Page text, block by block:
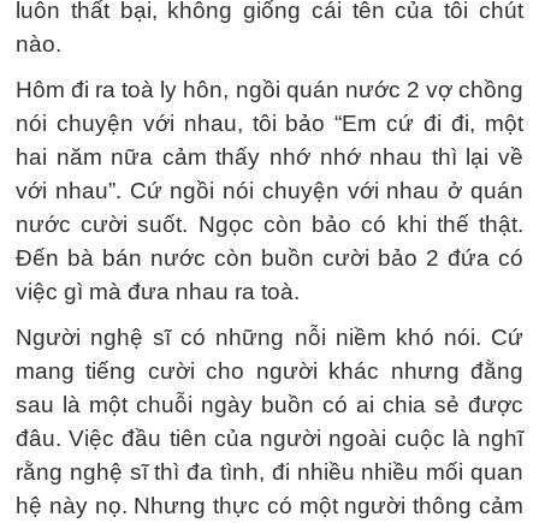
luôn thất bại, không giống cái tên của tôi chút
nào.
Hôm đi ra toà ly hôn, ngồi quán nước 2 vợ chồng
nói chuyện với nhau, tôi bảo “Em cứ đi đi, một
hai năm nữa cảm thấy nhớ nhớ nhau thì lại về
với nhau”. Cứ ngồi nói chuyện với nhau ở quán
nước cười suốt. Ngọc còn bảo có khi thế thật.
Đến bà bán nước còn buồn cười bảo 2 đứa có
việc gì mà đưa nhau ra toà.
Người nghệ sĩ có những nỗi niềm khó nói. Cứ
mang tiếng cười cho người khác nhưng đằng
sau là một chuỗi ngày buồn có ai chia sẻ được
đâu. Việc đầu tiên của người ngoài cuộc là nghĩ
rằng nghệ sĩ thì đa tình, đi nhiều nhiều mối quan
hệ này nọ. Nhưng thực có một người thông cảm